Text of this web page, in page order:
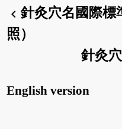
chevron_left針灸穴名國際標
照）
針灸
English version